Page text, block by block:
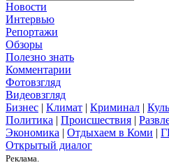
Новости
Интервью
Репортажи
Обзоры
Полезно знать
Комментарии
Фотовзгляд
Видеовзгляд
Бизнес | Климат | Криминал |
Политика | Происшествия |
Экономика | Отдыхаем в Коми |
Открытый диалог
Реклама.